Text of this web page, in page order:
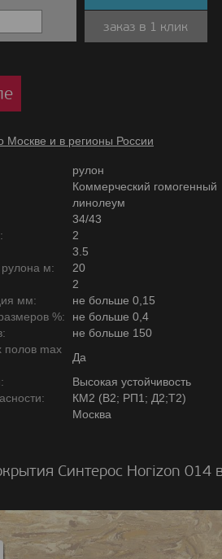
заказ в 1 клик
Москве и в регионы России
рулон
Коммерческий гомогенный
линолеум
34/43
2
3.5
рулона м:
20
2
мм:
не больше 0,15
%:
не больше 0,4
не больше 150
полов max
Да
Высокая устойчивость
КМ2 (В2; РП1; Д2;Т2)
Москва
Синтерос Horizon 014